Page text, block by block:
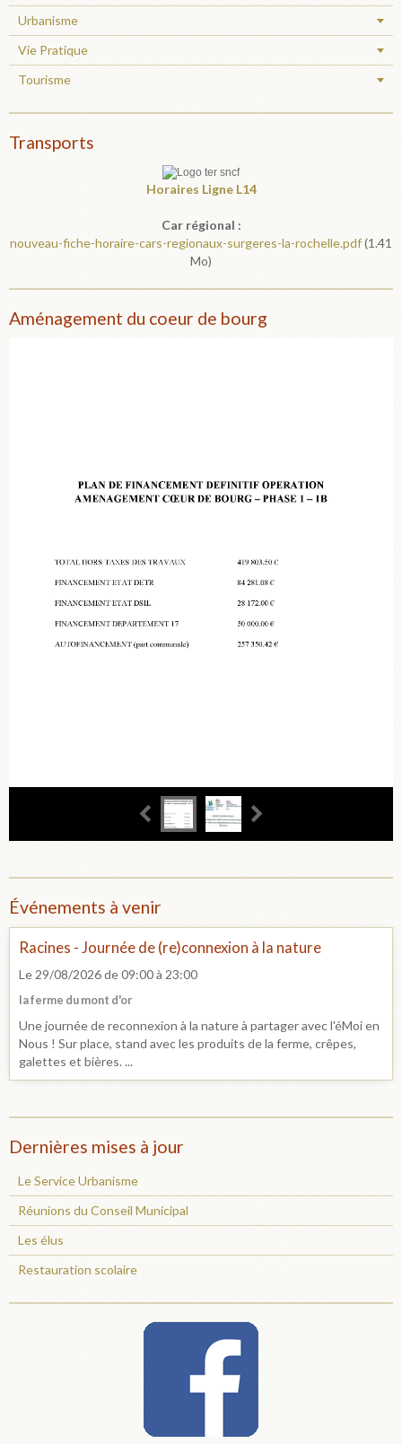
Urbanisme
Vie Pratique
Tourisme
Transports
Horaires Ligne L14
Car régional :
nouveau-fiche-horaire-cars-regionaux-surgeres-la-rochelle.pdf(1.41
Mo)
Aménagement du coeur de bourg
Événements à venir
Racines - Journée de (re)connexion à la nature
Le 29/08/2026de 09:00à 23:00
la ferme du mont d'or
Une journée de reconnexion à la nature à partager avec l'éMoi en
Nous ! Sur place, stand avec les produits de la ferme, crêpes,
galettes et bières. ...
Dernières mises à jour
Le Service Urbanisme
Réunions du Conseil Municipal
Les élus
Restauration scolaire